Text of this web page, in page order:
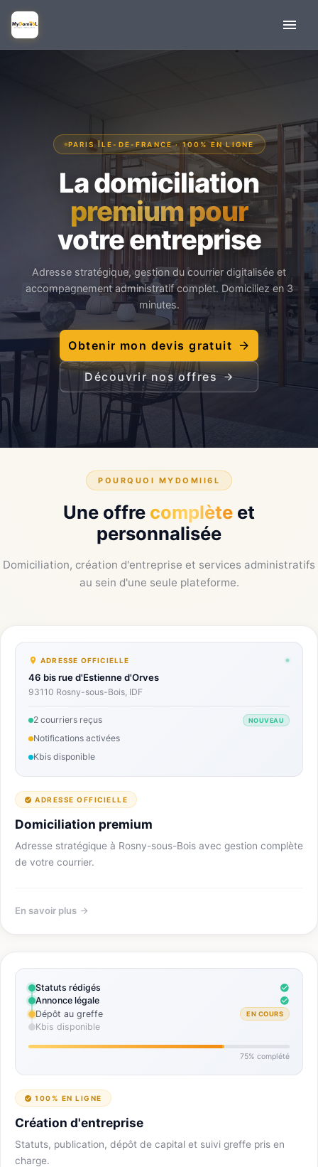
PARIS ÎLE-DE-FRANCE · 100% EN LIGNE
La domiciliation
premium pour
votre entreprise
Adresse stratégique, gestion du courrier digitalisée et
accompagnement administratif complet. Domiciliez en 3
minutes.
Obtenir mon devis gratuit
Découvrir nos offres
POURQUOI MYDOMII6L
Une offre complète et
personnalisée
Domiciliation, création d'entreprise et services administratifs
au sein d'une seule plateforme.
ADRESSE OFFICIELLE
46 bis rue d'Estienne d'Orves
93110 Rosny-sous-Bois, IDF
2 courriers reçus NOUVEAU
Notifications activées
Kbis disponible
ADRESSE OFFICIELLE
Domiciliation premium
Adresse stratégique à Rosny-sous-Bois avec gestion complète
de votre courrier.
En savoir plus
Statuts rédigés
Annonce légale
Dépôt au greffe
EN COURS
Kbis disponible
75% complété
100% EN LIGNE
Création d'entreprise
Statuts, publication, dépôt de capital et suivi greffe pris en
charge.